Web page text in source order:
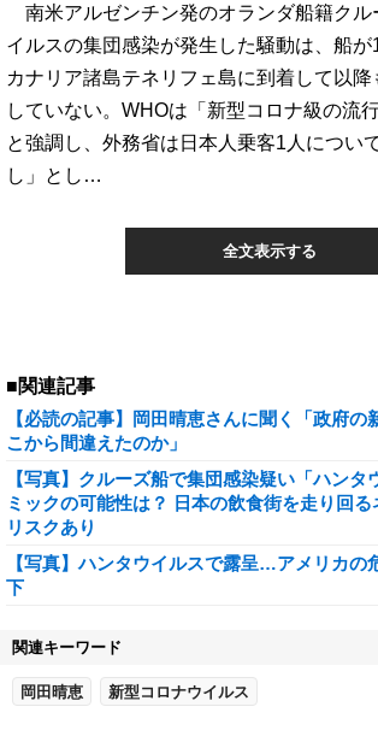
南米アルゼンチン発のオランダ船籍クル
イルスの集団感染が発生した騒動は、船
カナリア諸島テネリフェ島に到着して以
していない。WHOは「新型コロナ級の流
と強調し、外務省は日本人乗客1人につい
し」とし…
全文表示する
■関連記事
【必読の記事】岡田晴恵さんに聞く「政府の
こから間違えたのか」
【写真】クルーズ船で集団感染疑い「ハンタ
ミックの可能性は？ 日本の飲食街を走り回
リスクあり
【写真】ハンタウイルスで露呈…アメリカの
下
関連キーワード
岡田晴恵 新型コロナウイルス